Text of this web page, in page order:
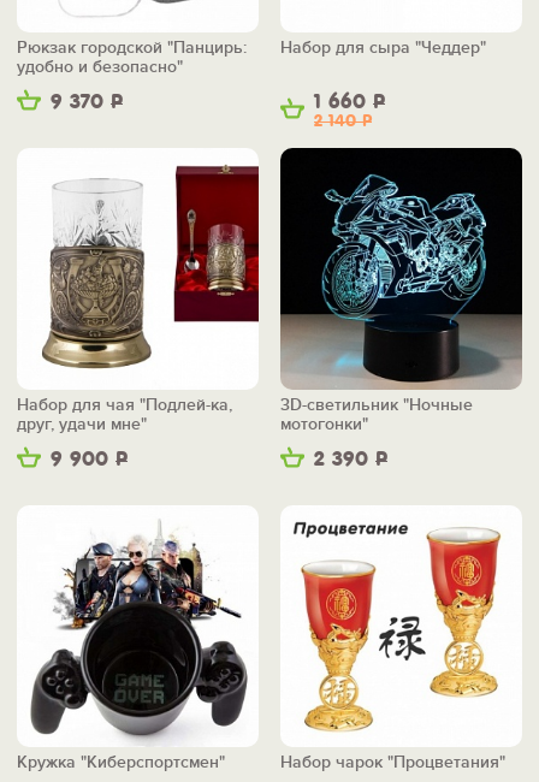
9 370 Р
Рюкзак городской "Панцирь:
удобно и безопасно"
1 660 Р
2 140Р
Набор для сыра "Чеддер"
9 900 Р
Набор для чая "Подлей-ка,
друг, удачи мне"
2 390 Р
3D-светильник "Ночные
мотогонки"
Кружка "Киберспортсмен" Набор чарок "Процветания"